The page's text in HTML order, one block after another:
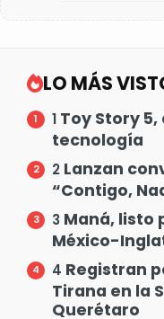
LO MÁS
1 Toy Story
tecnología
2 Lanzan
“Contigo,
3 Maná, listo
México-
4 Registran
Tirana en la
Querétaro